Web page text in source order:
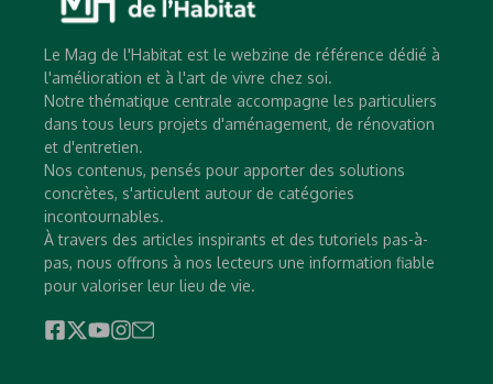
Le Mag de l'Habitat est le webzine de référence dédié à
l'amélioration et à l'art de vivre chez soi.
Notre thématique centrale accompagne les particuliers
dans tous leurs projets d'aménagement, de rénovation
et d'entretien.
Nos contenus, pensés pour apporter des solutions
concrètes, s'articulent autour de catégories
incontournables.
À travers des articles inspirants et des tutoriels pas-à-
pas, nous offrons à nos lecteurs une information fiable
pour valoriser leur lieu de vie.